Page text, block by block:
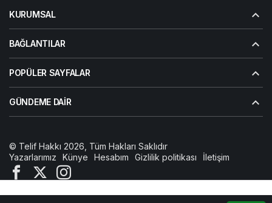
KURUMSAL
BAĞLANTILAR
POPÜLER SAYFALAR
GÜNDEME DAIR
© Telif Hakkı 2026, Tüm Hakları Saklıdır
Yazarlarımız
Künye Hesabım Gizlilik politikası İletişim